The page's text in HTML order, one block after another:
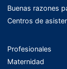
Buenas razones
Centros de
Profesionales
Maternidad